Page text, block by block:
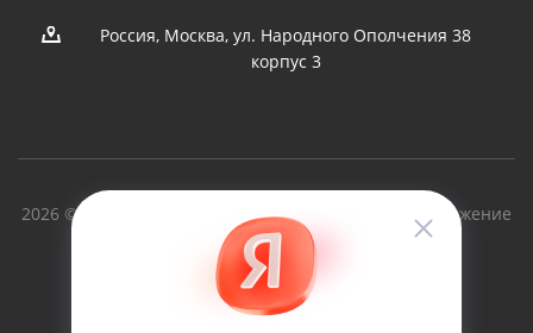
Россия, Москва, ул. Народного Ополчения 38
корпус 3
2026 © Вольный Ветер - производство судов и снаряжение
для туризма с 1997г.
Версия для печати